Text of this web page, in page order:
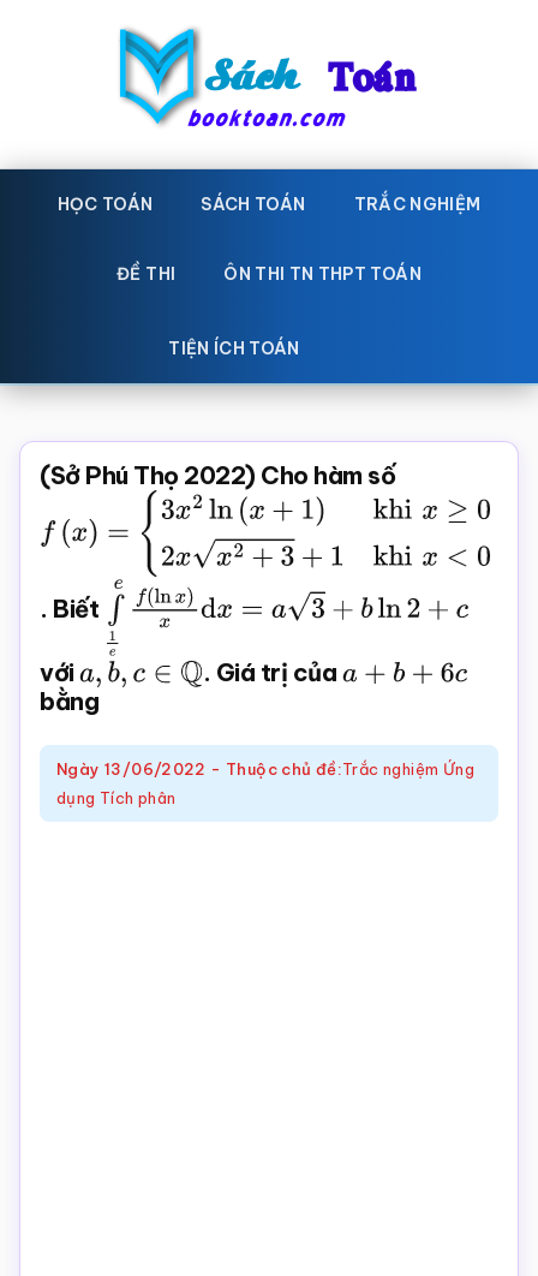
Sách
Toán
toán
Học
toán,
giáo
Toán,
trắc
nghiệm
online
HỌC TOÁN SÁCH TOÁN TRẮC NGHIỆM
ĐỀ THI ÔN THI TN THPT TOÁN
TIỆN ÍCH TOÁN
(Sở Phú Thọ 2022) Cho hàm số
f( x)=
+ )khix≥0 2x x2+3+ hix< 0
. Biết 1eef(lnx)xd x= a3+b ln2 +c
với a, b,c∈Q . Giá trị của a +b +6c
bằng
Ngày 13/06/2022 - Thuộc chủ đề:Trắc nghiệm Ứng
dụng Tích phân